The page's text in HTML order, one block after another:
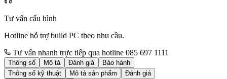
Tư vấn cấu hình
Hotline hỗ trợ build PC theo nhu cầu.
Tư vấn nhanh trực tiếp qua hotline 085 697 1111
Thông số Mô tả Đánh giá
Bảo hành
Thông số kỹ thuật
Mô tả sản phẩm
Đánh giá